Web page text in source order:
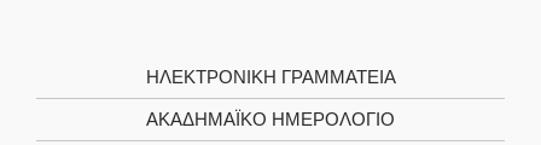
ΗΛΕΚΤΡΟΝΙΚΉ ΓΡΑΜΜΑΤΕΊΑ
ΑΚΑΔΗΜΑΪΚΌ ΗΜΕΡΟΛΌΓΙΟ